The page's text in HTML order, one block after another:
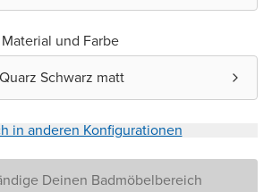
und Farbe
Schwarz matt
in anderen Konfigurationen
Deinen Badmöbelbereich